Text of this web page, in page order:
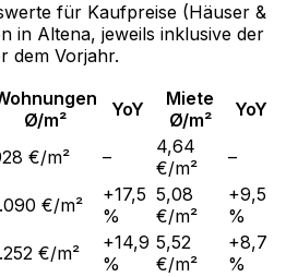
für Kaufpreise (Häuser &
in Altena, jeweils inklusive der
dem Vorjahr.
Ø/m²
YoY
Miete
Ø/m²
YoY
€/m² –
4,64
€/m²
–
€/m²
+17,5
%
5,08
€/m²
+9,5
%
€/m²
+14,9
%
5,52
€/m²
+8,7
%